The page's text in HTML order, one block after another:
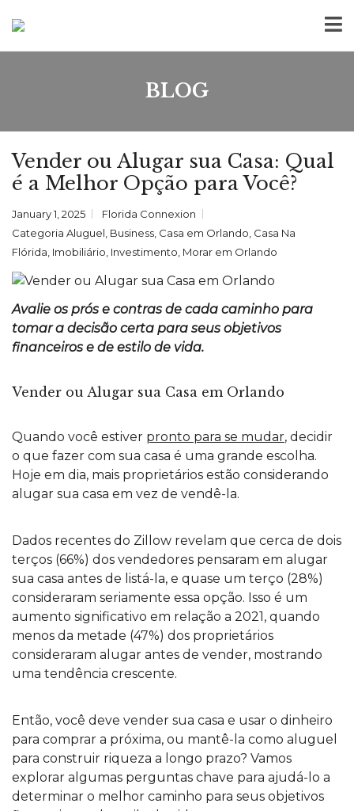
BLOG
Vender ou Alugar sua Casa: Qual
é a Melhor Opção para Você?
January 1, 2025
Florida Connexion
Categoria Aluguel Business Casa em Orlando Casa Na
Flórida Imobiliário Investimento Morar em Orlando
Avalie os prós e contras de cada caminho para
tomar a decisão certa para seus objetivos
financeiros e de estilo de vida.
Vender ou Alugar sua Casa em Orlando
Quando você estiver pronto para se mudar, decidir
o que fazer com sua casa é uma grande escolha.
Hoje em dia, mais proprietários estão considerando
alugar sua casa em vez de vendê-la.
Dados recentes do Zillow revelam que cerca de dois
terços (66%) dos vendedores pensaram em alugar
sua casa antes de listá-la, e quase um terço (28%)
consideraram seriamente essa opção. Isso é um
aumento significativo em relação a 2021, quando
menos da metade (47%) dos proprietários
consideraram alugar antes de vender, mostrando
uma tendência crescente.
Então, você deve vender sua casa e usar o dinheiro
para comprar a próxima, ou mantê-la como aluguel
para construir riqueza a longo prazo? Vamos
explorar algumas perguntas chave para ajudá-lo a
determinar o melhor caminho para seus objetivos